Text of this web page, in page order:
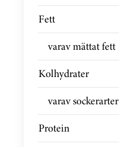
Fett
varav mättat fett
Kolhydrater
varav sockerarter
Protein